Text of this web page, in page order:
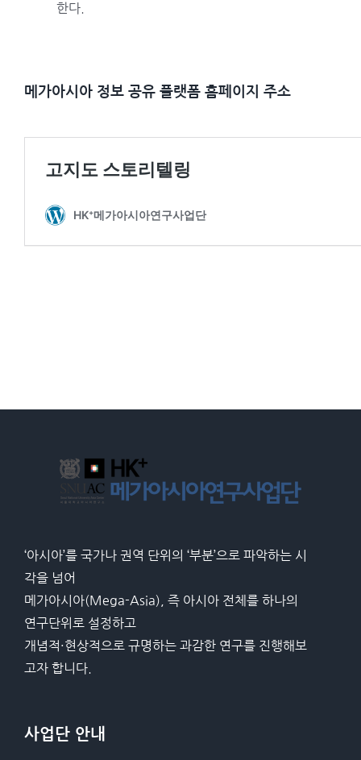
한다.
메가아시아 정보 공유 플랫폼 홈페이지 주소
‘아시아’를 국가나 권역 단위의 ‘부분’으로 파악하는 시
각을 넘어
메가아시아(Mega-Asia), 즉 아시아 전체를 하나의
연구단위로 설정하고
개념적·현상적으로 규명하는 과감한 연구를 진행해보
고자 합니다.
사업단 안내